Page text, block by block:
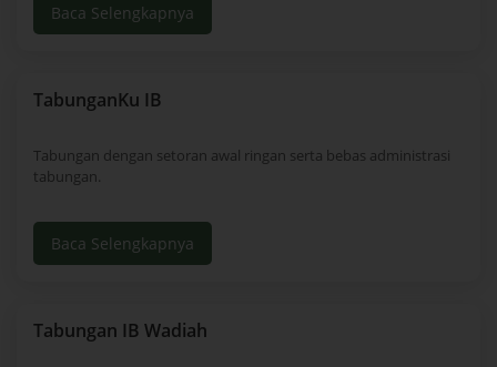
Baca Selengkapnya
TabunganKu IB
Tabungan dengan setoran awal ringan serta bebas administrasi
tabungan.
Baca Selengkapnya
Tabungan IB Wadiah